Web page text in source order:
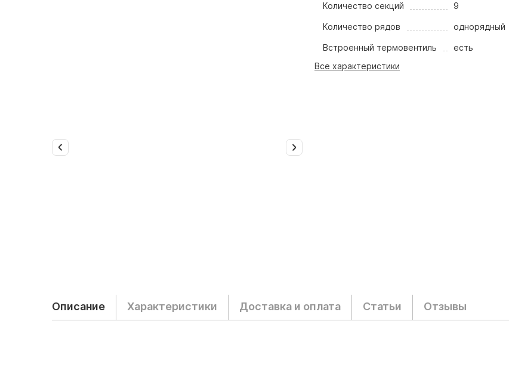
Количество секций 9
Количество рядов однорядный
Встроенный термовентиль
есть
Все характеристики
Описание Характеристики Доставка и оплата Статьи Отзывы